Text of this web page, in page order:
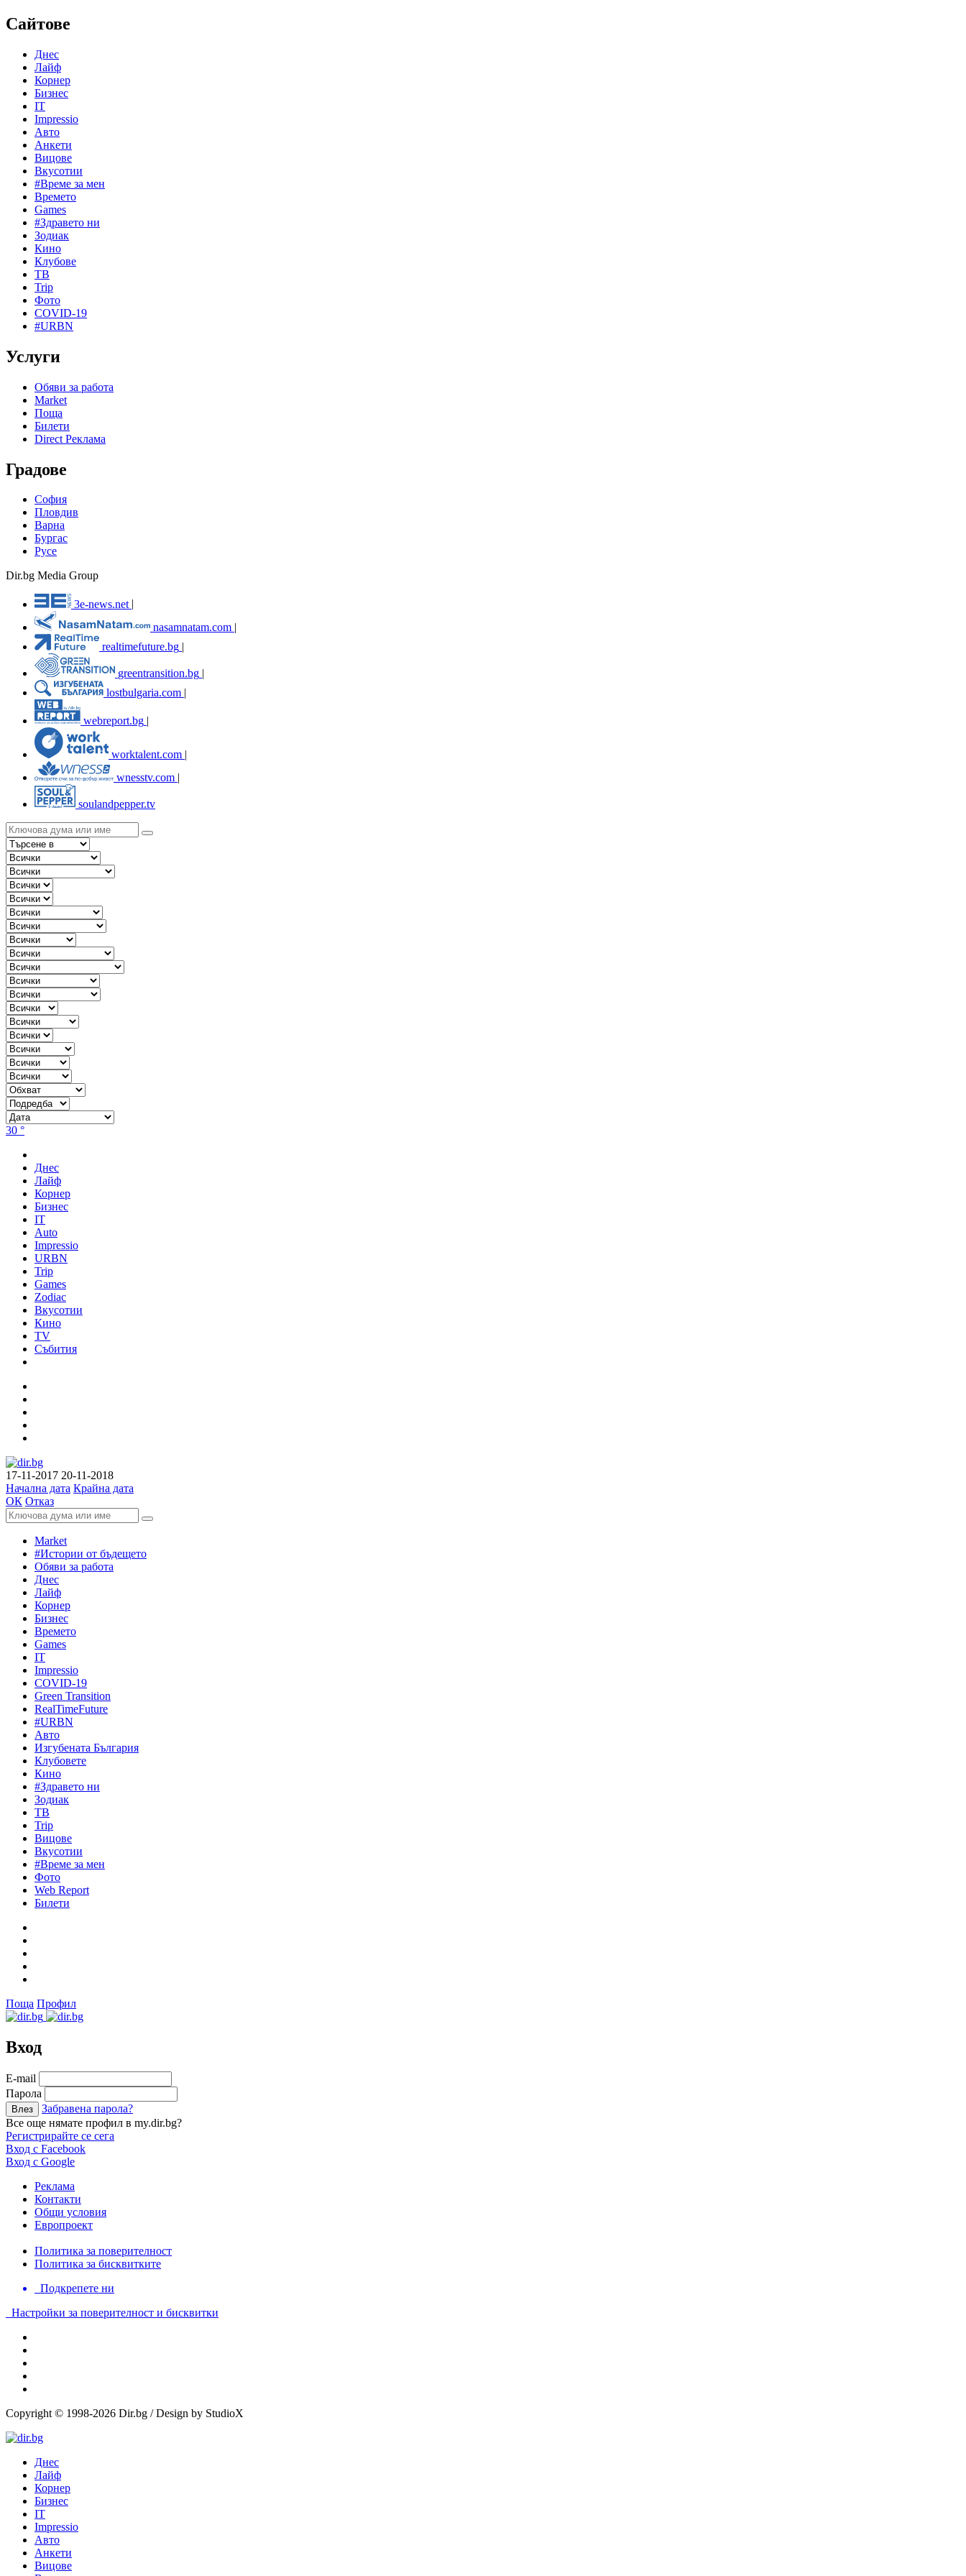
Сайтове
Днес
Лайф
Корнер
Бизнес
IT
Impressio
Авто
Анкети
Вицове
Вкусотии
#Време за мен
Времето
Games
#Здравето ни
Зодиак
Кино
Клубове
ТВ
Trip
Фото
COVID-19
#URBN
Услуги
Обяви за работа
Market
Поща
Билети
Direct Реклама
Градове
София
Пловдив
Варна
Бургас
Русе
Dir.bg Media Group
3e-news.net
nasamnatam.com |
realtimefuture.bg |
greentransition.bg |
lostbulgaria.com |
webreport.bg
worktalent.com |
wnesstv.com |
soulandpepper.tv
30 °
Днес
Лайф
Корнер
Бизнес
IT
Auto
Impressio
URBN
Trip
Games
Zodiac
Вкусотии
Кино
TV
Събития
17-11-2017 20-11-2018
Начална дата Крайна дата
ОК Отказ
Market
#Истории от бъдещето
Обяви за работа
Днес
Лайф
Корнер
Бизнес
Времето
Games
IT
Impressio
COVID-19
Green Transition
RealTimeFuture
#URBN
Авто
Изгубената България
Клубовете
Кино
#Здравето ни
Зодиак
ТВ
Trip
Вицове
Вкусотии
#Време за мен
Фото
Web Report
Билети
Поща Профил
Вход
Е-mail
Парола
Забравена парола?
Все още нямате профил в my.dir.bg?
Регистрирайте се сега
Вход с Facebook
Вход с Google
Реклама
Контакти
Общи условия
Европроект
Политика за поверителност
Политика за бисквитките
Подкрепете ни
Настройки за поверителност и бисквитки
Copyright © 1998-2026 Dir.bg / Design by StudioX
Днес
Лайф
Корнер
Бизнес
IT
Impressio
Авто
Анкети
Вицове